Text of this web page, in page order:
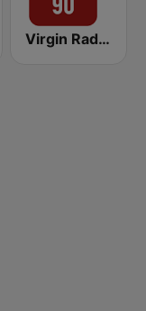
Virgin Radio Rock 90